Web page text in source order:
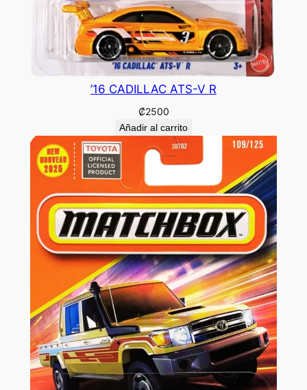
’16 CADILLAC ATS-V R
₡2500
Añadir al carrito